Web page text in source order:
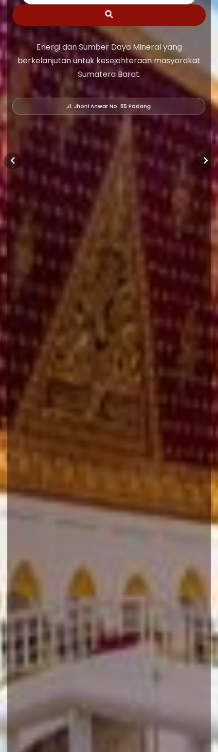
Energi dan Sumber Daya Mineral yang
berkelanjutan untuk kesejahteraan masyarakat
Sumatera Barat.
Jl. Jhoni Anwar No. 85 Padang